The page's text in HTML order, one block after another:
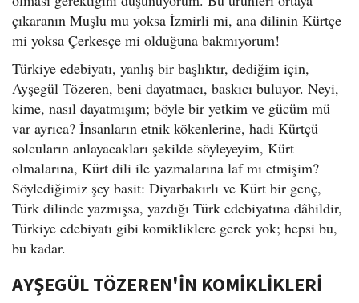
çıkaranın Muşlu mu yoksa İzmirli mi, ana dilinin Kürtçe
mi yoksa Çerkesçe mi olduğuna bakmıyorum!
Türkiye edebiyatı, yanlış bir başlıktır, dediğim için,
Ayşegül Tözeren, beni dayatmacı, baskıcı buluyor. Neyi,
kime, nasıl dayatmışım; böyle bir yetkim ve gücüm mü
var ayrıca? İnsanların etnik kökenlerine, hadi Kürtçü
solcuların anlayacakları şekilde söyleyeyim, Kürt
olmalarına, Kürt dili ile yazmalarına laf mı etmişim?
Söylediğimiz şey basit: Diyarbakırlı ve Kürt bir genç,
Türk dilinde yazmışsa, yazdığı Türk edebiyatına dâhildir,
Türkiye edebiyatı gibi komikliklere gerek yok; hepsi bu,
bu kadar.
AYŞEGÜL TÖZEREN'İN KOMİKLİKLERİ